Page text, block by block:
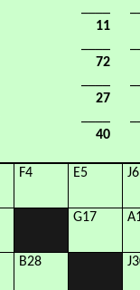
11
72
27
40
F4 E5 J6
G17
B28